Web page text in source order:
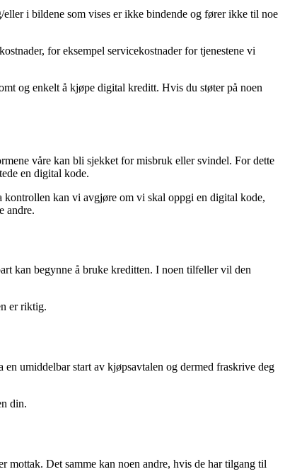
i bildene som vises er ikke bindende og fører ikke til noe
for eksempel servicekostnader for tjenestene vi
og enkelt å kjøpe digital kreditt. Hvis du støter på noen
våre kan bli sjekket for misbruk eller svindel. For dette
en digital kode.
kan vi avgjøre om vi skal oppgi en digital kode,
andre.
kan begynne å bruke kreditten. I noen tilfeller vil den
er riktig.
umiddelbar start av kjøpsavtalen og dermed fraskrive deg
din.
mottak. Det samme kan noen andre, hvis de har tilgang til